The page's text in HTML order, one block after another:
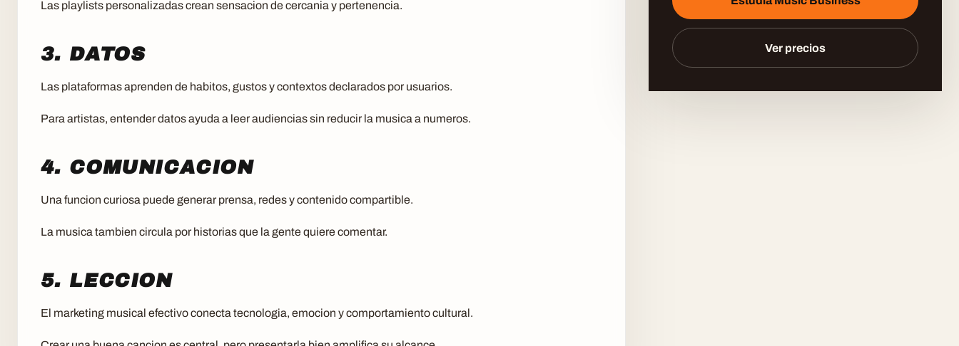
Las playlists personalizadas crean sensacion de cercania y pertenencia.
3. DATOS
Las plataformas aprenden de habitos, gustos y contextos declarados por usuarios.
Para artistas, entender datos ayuda a leer audiencias sin reducir la musica a numeros.
4. COMUNICACION
Una funcion curiosa puede generar prensa, redes y contenido compartible.
La musica tambien circula por historias que la gente quiere comentar.
5. LECCION
El marketing musical efectivo conecta tecnologia, emocion y comportamiento cultural.
Ver precios